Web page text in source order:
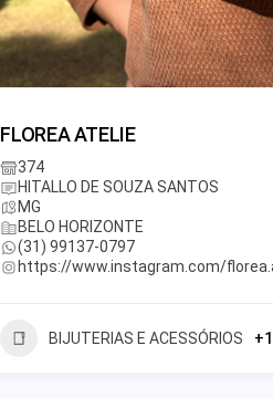
FLOREA ATELIE
374
HITALLO DE SOUZA SANTOS
MG
BELO HORIZONTE
(31) 99137-0797
https://www.instagram.com/
BIJUTERIAS E ACESSÓRIOS +1